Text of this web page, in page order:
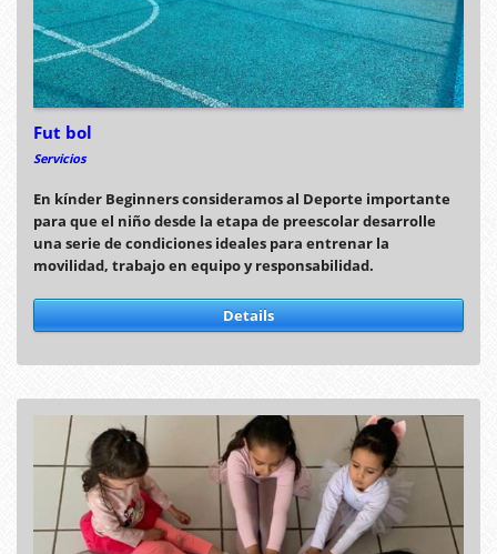
Fut bol
Servicios
En kínder Beginners consideramos al Deporte importante
para que el niño desde la etapa de preescolar desarrolle
una serie de condiciones ideales para entrenar la
movilidad, trabajo en equipo y responsabilidad.
Details